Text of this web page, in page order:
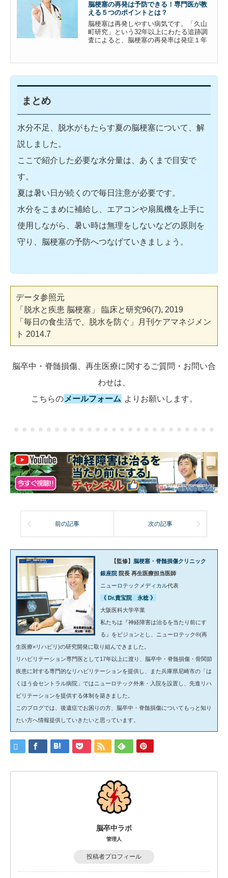
脳梗塞の再発は予防できる！専門医が教
える５つのポイントとは？
脳梗塞は再発しやすい病気です。「久山
町研究」という32年以上にわたる追跡調
査によると、脳梗塞の再発率は発症１年
発すると最初の時より後遺症が重くなっ
まとめ
水分不足、脱水がもたらす夏の脳梗塞について、解
説しました。
ここで紹介した必要な水分量は、あくまで目安で
す。
夏は暑い日が続くので毎日注意が必要です。
水分をこまめに補給し、エアコンや扇風機を上手に
使用しながら、暑い時は無理をしないなどの原則を
守り、脳梗塞の予防へつなげていきましょう。
データ参照元
「脱水と疾患 脳梗塞」 臨床と研究96(7), 2019
「毎日の食生活で、脱水を防ぐ」月刊ケアマネジメン
ト 2014.7
脳卒中・脊髄損傷、再生医療に関するご質問・お問い合
わせは、
こちらの メールフォーム よりお願いします。
前の記事 次の記事
【監修】
脳梗塞・脊髄損傷クリニック
銀座院 院長 再生医療担当医師
ニューロテックメディカル代表
《 Dr.貴宝院 永稔 》
大阪医科大学卒業
私たちは『神経障害は治るを当たり前にす
る』をビジョンとし、ニューロテック®(再
生医療×リハビリ)の研究開発に取り組んできました。
リハビリテーション専門医として17年以上に渡り、脳卒中・脊髄損傷・骨関節
疾患に対する専門的なリハビリテーションを提供し、また兵庫県尼崎市の「は
くほう会セントラル病院」ではニューロテック外来・入院を設置し、先進リハ
ビリテーションを提供する体制を築きました。
このブログでは、後遺症でお困りの方、脳卒中・脊髄損傷についてもっと知り
たい方へ情報提供していきたいと思っています。
脳卒中ラボ
管理人
投稿者プロフィール